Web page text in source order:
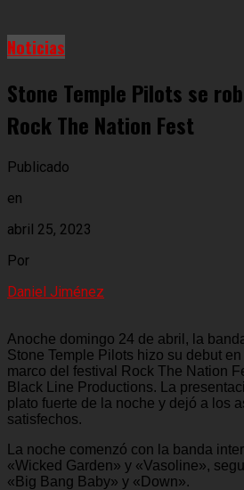
Noticias
Stone Temple Pilots se
Rock The Nation Fest
Publicado
en
abril 25, 2023
Por
Daniel Jiménez
Anoche domingo 24 de abril, la
Stone Temple Pilots hizo su debut
marco del festival Rock The Nation
Black Line Productions. La
plato fuerte de la noche y dejó a los
satisfechos.
La noche comenzó con la banda
«Wicked Garden» y «Vasoline»,
«Big Bang Baby» y «Down».